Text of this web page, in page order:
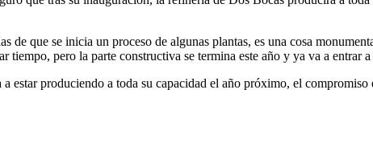
de que se inicia un proceso de algunas plantas, es una cosa
tiempo, pero la parte constructiva se termina este año y ya va a entrar
estar produciendo a toda su capacidad el año próximo, el